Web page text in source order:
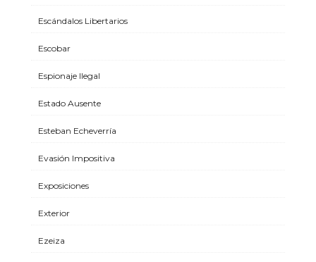
Escándalos Libertarios
Escobar
Espionaje Ilegal
Estado Ausente
Esteban Echeverría
Evasión Impositiva
Exposiciones
Exterior
Ezeiza